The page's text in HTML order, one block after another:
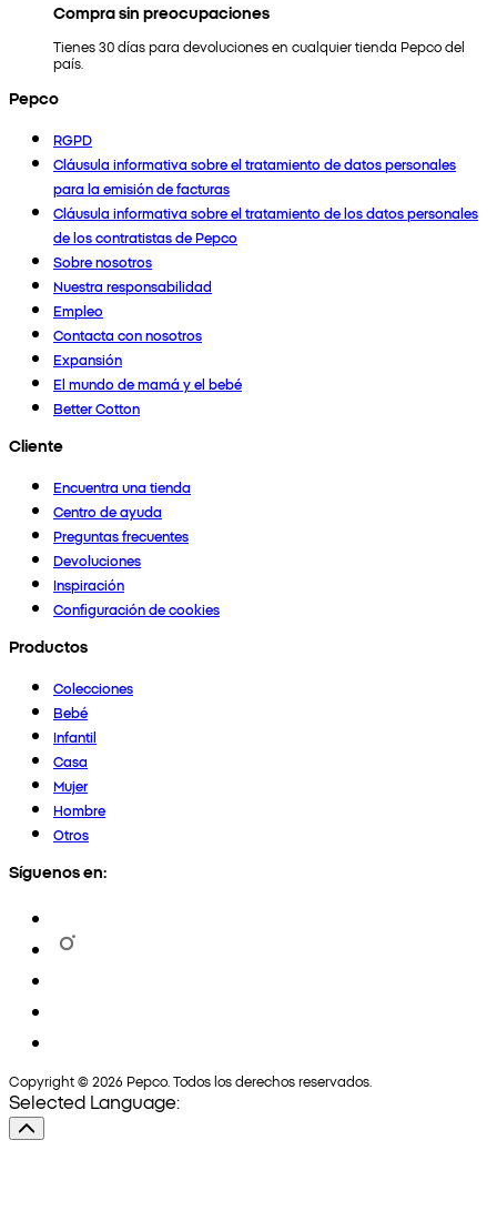
Compra sin preocupaciones
Tienes 30 días para devoluciones en cualquier tienda Pepco del
país.
Pepco
RGPD
Cláusula informativa sobre el tratamiento de datos personales
para la emisión de facturas
Cláusula informativa sobre el tratamiento de los datos personales
de los contratistas de Pepco
Sobre nosotros
Nuestra responsabilidad
Empleo
Contacta con nosotros
Expansión
El mundo de mamá y el bebé
Better Cotton
Cliente
Encuentra una tienda
Centro de ayuda
Preguntas frecuentes
Devoluciones
Inspiración
Configuración de cookies
Productos
Colecciones
Bebé
Infantil
Casa
Mujer
Hombre
Otros
Síguenos en:
Copyright © 2026 Pepco. Todos los derechos reservados.
Selected Language: